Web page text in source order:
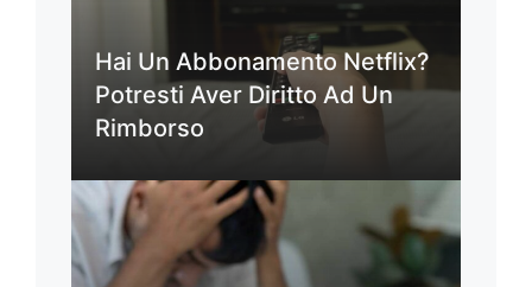
Hai Un Abbonamento Netflix?
Potresti Aver Diritto Ad Un
Rimborso